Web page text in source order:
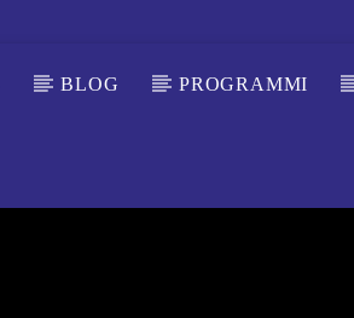
BLOG PROGRAMMI